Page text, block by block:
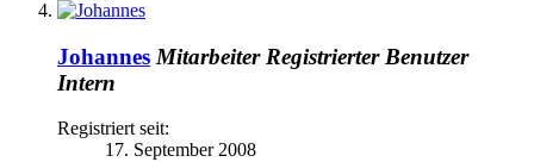
Johannes Mitarbeiter Registrierter Benutzer
Intern
Registriert seit:
17. September 2008